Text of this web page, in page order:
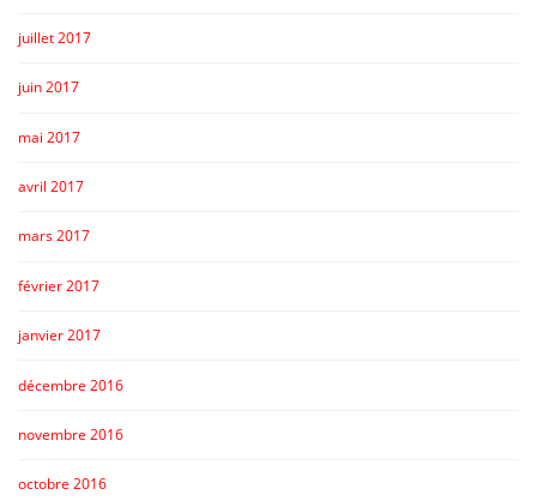
juillet 2017
juin 2017
mai 2017
avril 2017
mars 2017
février 2017
janvier 2017
décembre 2016
novembre 2016
octobre 2016